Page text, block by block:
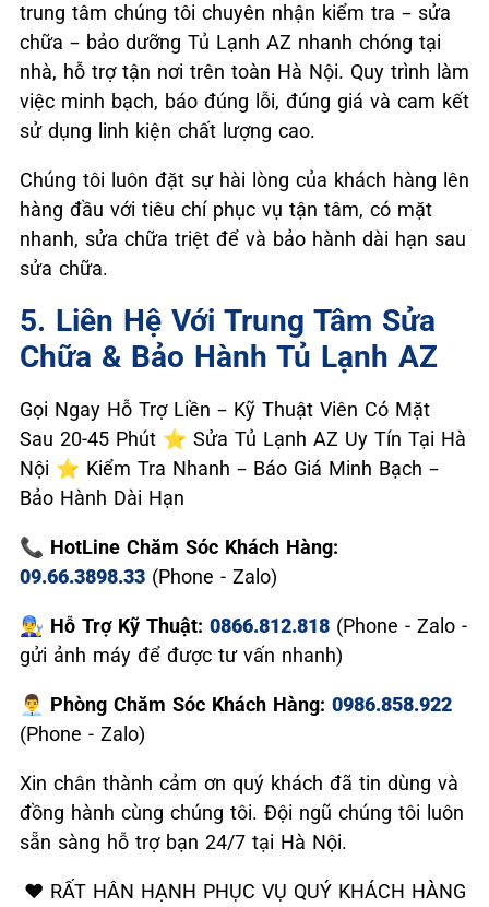
trung tâm chúng tôi chuyên nhận kiểm tra – sửa
chữa – bảo dưỡng Tủ Lạnh AZ nhanh chóng tại
nhà, hỗ trợ tận nơi trên toàn Hà Nội. Quy trình làm
việc minh bạch, báo đúng lỗi, đúng giá và cam kết
sử dụng linh kiện chất lượng cao.
Chúng tôi luôn đặt sự hài lòng của khách hàng lên
hàng đầu với tiêu chí phục vụ tận tâm, có mặt
nhanh, sửa chữa triệt để và bảo hành dài hạn sau
sửa chữa.
5. Liên Hệ Với Trung Tâm Sửa
Chữa & Bảo Hành Tủ Lạnh AZ
Gọi Ngay Hỗ Trợ Liền – Kỹ Thuật Viên Có Mặt
Sau 20-45 Phút ⭐ Sửa Tủ Lạnh AZ Uy Tín Tại Hà
Nội ⭐ Kiểm Tra Nhanh – Báo Giá Minh Bạch –
Bảo Hành Dài Hạn
📞 HotLine Chăm Sóc Khách Hàng:
09.66.3898.33 (Phone - Zalo)
👨‍🔧 Hỗ Trợ Kỹ Thuật: 0866.812.818 (Phone - Zalo -
gửi ảnh máy để được tư vấn nhanh)
👨‍💼 Phòng Chăm Sóc Khách Hàng: 0986.858.922
(Phone - Zalo)
Xin chân thành cảm ơn quý khách đã tin dùng và
đồng hành cùng chúng tôi. Đội ngũ chúng tôi luôn
sẵn sàng hỗ trợ bạn 24/7 tại Hà Nội.
❤️ RẤT HÂN HẠNH PHỤC VỤ QUÝ KHÁCH HÀNG